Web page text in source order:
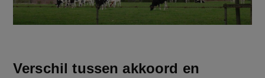
Verschil tussen akkoord en